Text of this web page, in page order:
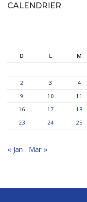
CALENDRIER
D L M
2
3 4
9
10 11
16
17 18
23
24 25
« Jan Mar »